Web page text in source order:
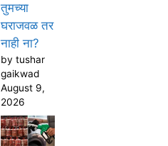
तुमच्या
घराजवळ तर
नाही ना?
by tushar
gaikwad
August 9,
2026